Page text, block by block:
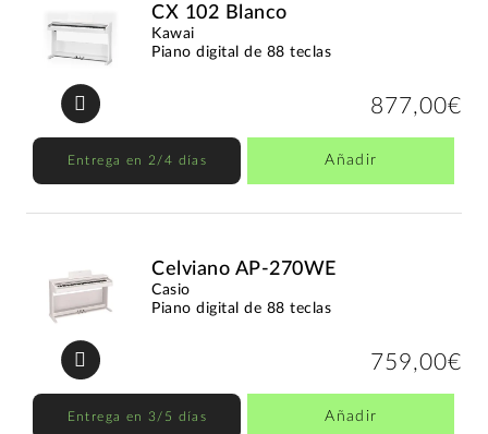
CX 102 Blanco
Kawai
Piano digital de 88 teclas
877,00€
Entrega en 2/4 días Añadir
Celviano AP-270WE
Casio
Piano digital de 88 teclas
759,00€
Entrega en 3/5 días Añadir